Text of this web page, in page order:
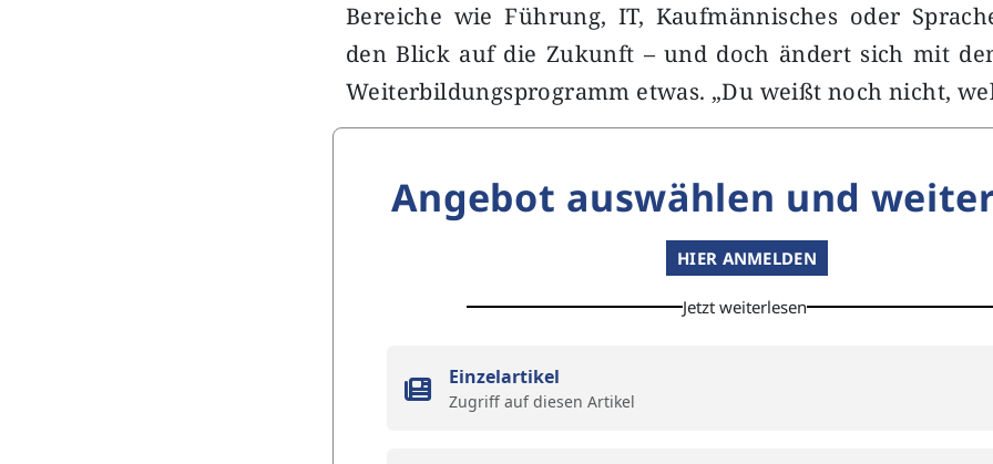
Bereiche wie Führung, IT, Kaufmännisches oder
den Blick auf die Zukunft – und doch ändert sich mit
Weiterbildungsprogramm etwas. „Du weißt noch nicht,
Angebot auswählen und
HIER ANMELDEN
Jetzt weiterlesen
Einzelartikel
Zugriff auf diesen Artikel